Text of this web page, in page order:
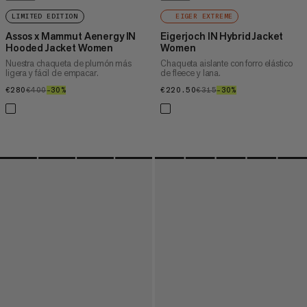
LIMITED EDITION
Assos x Mammut Aenergy IN
Hooded Jacket Women
Nuestra chaqueta de plumón más
ligera y fácil de empacar.
€280€280
€400€400
–30%
EIGER EXTREME
Eigerjoch IN Hybrid Jacket
Women
Chaqueta aislante con forro elástico
de fleece y lana.
€220.50€220.50
€315€315
–30%